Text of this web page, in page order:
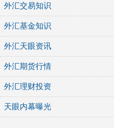
外汇交易知识
外汇基金知识
外汇天眼资讯
外汇期货行情
外汇理财投资
天眼内幕曝光